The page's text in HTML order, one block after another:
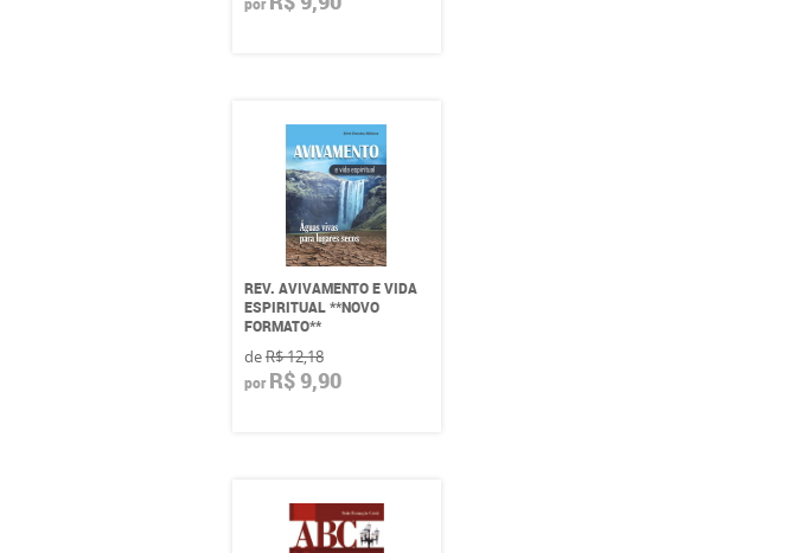
REV. AVIVAMENTO E VIDA
ESPIRITUAL **NOVO
FORMATO**
deR$ 12,18
por R$ 9,90